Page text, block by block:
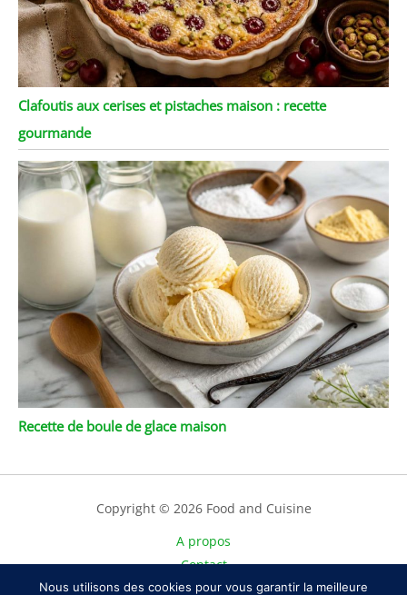
Clafoutis aux cerises et pistaches maison : recette
gourmande
Recette de boule de glace maison
Copyright © 2026 Food and Cuisine
A propos
Contact
Plan du site
Nous utilisons des cookies pour vous garantir la meilleure